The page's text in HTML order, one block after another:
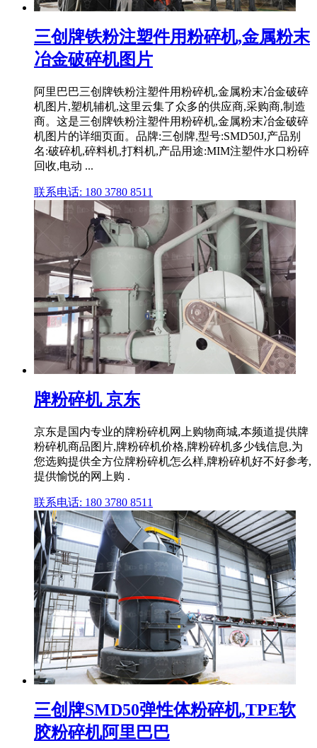
三创牌铁粉注塑件用粉碎机,金属粉末
冶金破碎机图片
阿里巴巴三创牌铁粉注塑件用粉碎机,金属粉末冶金破碎
机图片,塑机辅机,这里云集了众多的供应商,采购商,制造
商。这是三创牌铁粉注塑件用粉碎机,金属粉末冶金破碎
机图片的详细页面。品牌:三创牌,型号:SMD50J,产品别
名:破碎机,碎料机,打料机,产品用途:MIM注塑件水口粉碎
回收,电动 ...
联系电话: 180 3780 8511
牌粉碎机 京东
京东是国内专业的牌粉碎机网上购物商城,本频道提供牌
粉碎机商品图片,牌粉碎机价格,牌粉碎机多少钱信息,为
您选购提供全方位牌粉碎机怎么样,牌粉碎机好不好参考,
提供愉悦的网上购 .
联系电话: 180 3780 8511
三创牌SMD50弹性体粉碎机,TPE软
胶粉碎机阿里巴巴